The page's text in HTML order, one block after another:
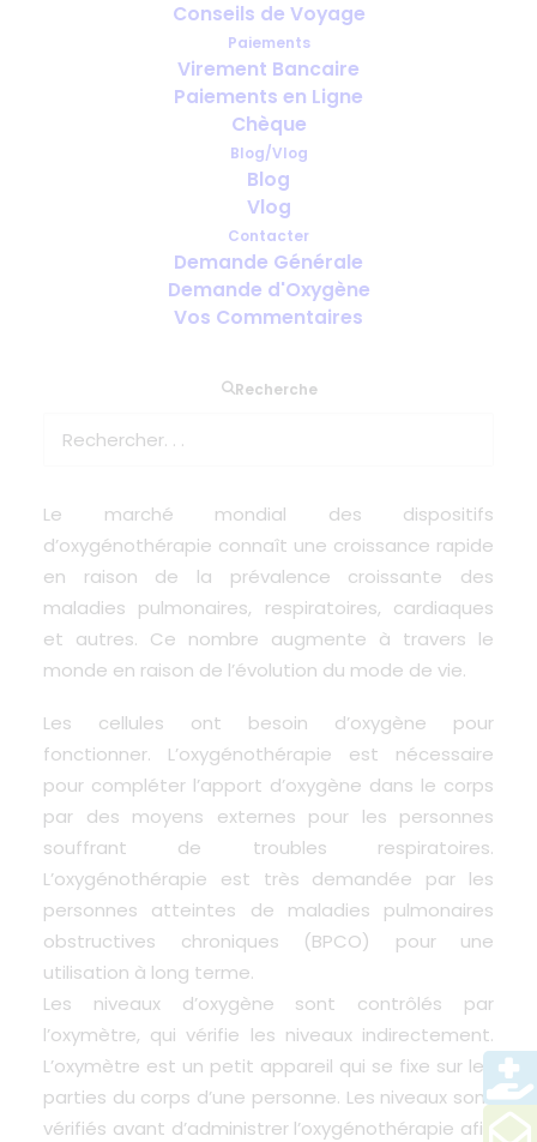
Conseils de Voyage
Paiements
Virement Bancaire
Paiements en Ligne
Chèque
Blog/Vlog
Blog
Vlog
Contacter
Demande Générale
Demande d'Oxygène
Vos Commentaires
Recherche
Le marché des dispositifs d’oxygénothérapie
connaîtra une expansion généralisée de 12% par
Le marché mondial des dispositifs
d’oxygénothérapie connaît une croissance rapide
en raison de la prévalence croissante des
maladies pulmonaires, respiratoires, cardiaques
et autres. Ce nombre augmente à travers le
monde en raison de l’évolution du mode de vie.
Les cellules ont besoin d’oxygène pour
fonctionner. L’oxygénothérapie est nécessaire
pour compléter l’apport d’oxygène dans le corps
par des moyens externes pour les personnes
souffrant de troubles respiratoires.
L’oxygénothérapie est très demandée par les
personnes atteintes de maladies pulmonaires
obstructives chroniques (BPCO) pour une
utilisation à long terme.
Les niveaux d’oxygène sont contrôlés par
l’oxymètre, qui vérifie les niveaux indirectement.
L’oxymètre est un petit appareil qui se fixe sur les
parties du corps d’une personne. Les niveaux sont
vérifiés avant d’administrer l’oxygénothérapie afin